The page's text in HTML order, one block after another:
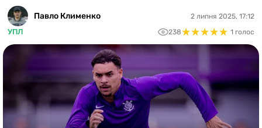
ЛЧ
ЛЕ
ЧЕ-2028
Букмекери
Казино
Павло Клименко
УПЛ
2 липня 2025, 17:12
238★★★★★
★★★★★ 1 голос